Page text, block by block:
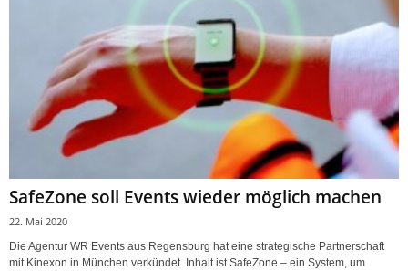
SafeZone soll Events wieder möglich machen
22. Mai 2020
Die Agentur WR Events aus Regensburg hat eine strategische Partnerschaft
mit Kinexon in München verkündet. Inhalt ist SafeZone – ein System, um